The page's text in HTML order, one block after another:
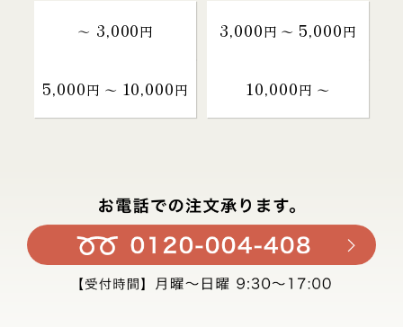
～ 3,000円 3,000円 〜 5,000円
5,000円 〜 10,000円 10,000円 〜